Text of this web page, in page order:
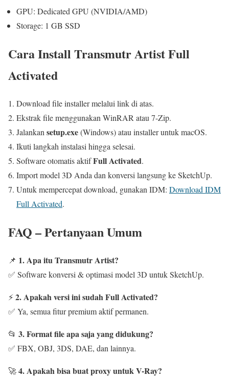
GPU: Dedicated GPU (NVIDIA/AMD)
Storage: 1 GB SSD
Cara Install Transmutr Artist Full
Activated
Download file installer melalui link di atas.
Ekstrak file menggunakan WinRAR atau 7-Zip.
Jalankan setup.exe(Windows) atau installer untuk macOS.
Ikuti langkah instalasi hingga selesai.
Software otomatis aktifFull Activated.
Import model 3D Anda dan konversi langsung ke SketchUp.
Untuk mempercepat download, gunakan IDM: Download IDM
Full Activated.
FAQ – Pertanyaan Umum
📌 1. Apa itu Transmutr Artist?
✅ Software konversi & optimasi model 3D untuk SketchUp.
⚡2. Apakah versi ini sudah Full Activated?
✅ Ya, semua fitur premium aktif permanen.
📂 3. Format file apa saja yang didukung?
✅ FBX, OBJ, 3DS, DAE, dan lainnya.
🚀4. Apakah bisa buat proxy untuk V-Ray?